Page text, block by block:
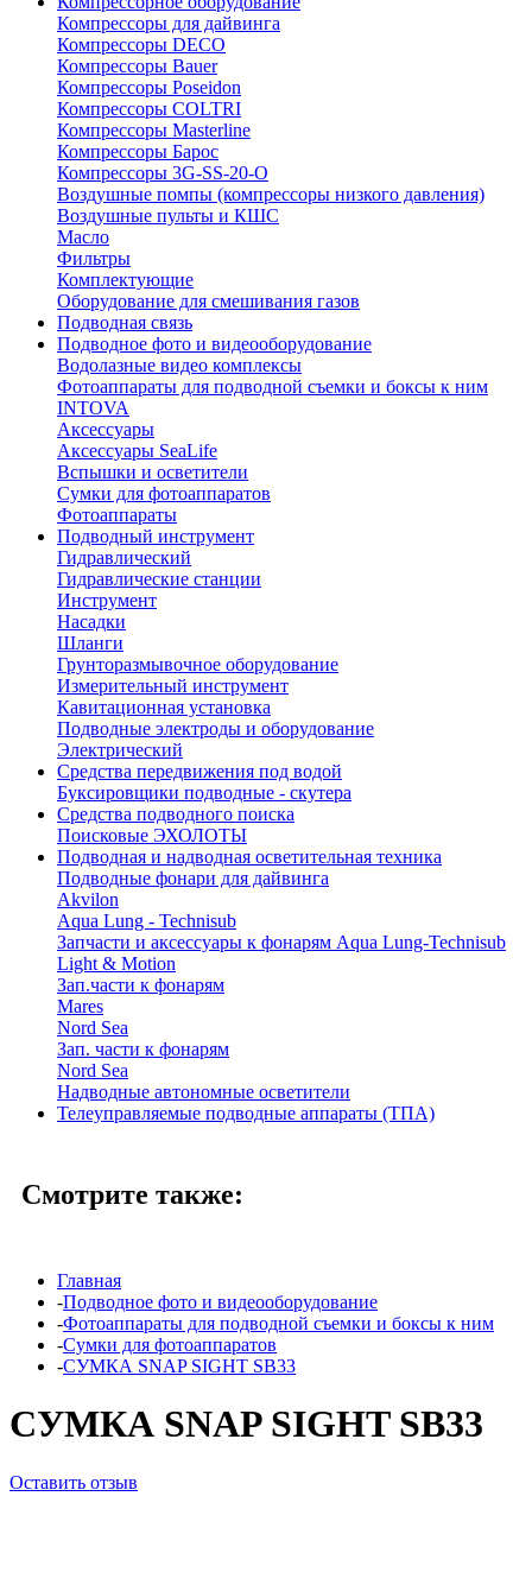
Компрессоры для дайвинга
Компрессоры DECO
Компрессоры Bauer
Компрессоры Poseidon
Компрессоры COLTRI
Компрессоры Masterline
Компрессоры Барос
Компрессоры 3G-SS-20-O
Воздушные помпы (компрессоры низкого давления)
Воздушные пульты и КШС
Масло
Фильтры
Комплектующие
Оборудование для смешивания газов
Подводная связь
Подводное фото и видеооборудование
Водолазные видео комплексы
Фотоаппараты для подводной съемки и боксы к ним
INTOVA
Аксессуары
Аксессуары SeaLife
Вспышки и осветители
Сумки для фотоаппаратов
Фотоаппараты
Подводный инструмент
Гидравлический
Гидравлические станции
Инструмент
Насадки
Шланги
Грунторазмывочное оборудование
Измерительный инструмент
Кавитационная установка
Подводные электроды и оборудование
Электрический
Средства передвижения под водой
Буксировщики подводные - скутера
Средства подводного поиска
Поисковые ЭХОЛОТЫ
Подводная и надводная осветительная техника
Подводные фонари для дайвинга
Akvilon
Aqua Lung - Technisub
Запчасти и аксессуары к фонарям Aqua Lung-Technisub
Light & Motion
Зап.части к фонарям
Mares
Nord Sea
Зап. части к фонарям
Nord Sea
Надводные автономные осветители
Телеуправляемые подводные аппараты (ТПА)
Смотрите также:
Главная
-Подводное фото и видеооборудование
-Фотоаппараты для подводной съемки и боксы к ним
-Сумки для фотоаппаратов
-СУМКА SNAP SIGHT SB33
СУМКА SNAP SIGHT SB33
Оставить отзыв